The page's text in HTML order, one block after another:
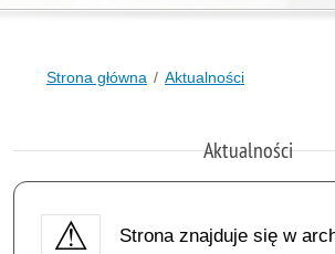
Strona główna Aktualności
Aktualności
Strona znajduje się w